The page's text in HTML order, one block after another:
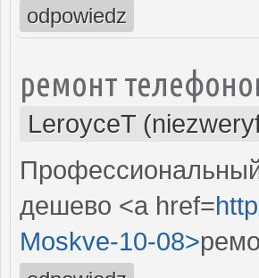
odpowiedz
ремонт
LeroyceT
дешево <a href=
Moskve-10-08>